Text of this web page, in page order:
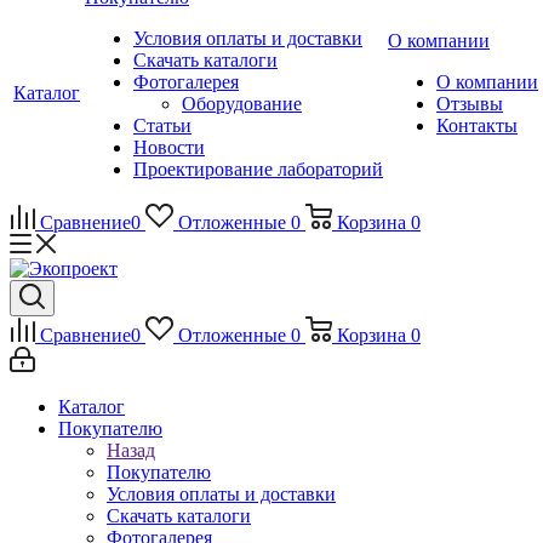
Каталог
Условия оплаты и доставки
Скачать каталоги
Фотогалерея
Оборудование
Статьи
Новости
Проектирование лабораторий
О компании
О компании
Отзывы
Контакты
Сравнение0 Отложенные 0 Корзина 0
Сравнение0 Отложенные 0 Корзина 0
Каталог
Покупателю
Назад
Покупателю
Условия оплаты и доставки
Скачать каталоги
Фотогалерея